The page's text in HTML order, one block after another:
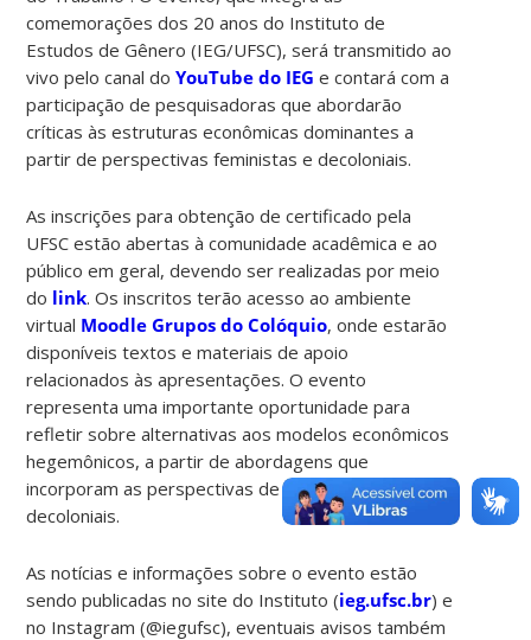
comemorações dos 20 anos do Instituto de
Estudos de Gênero (IEG/UFSC), será transmitido ao
vivo pelo canal doYouTube do IEG e contará com a
participação de pesquisadoras que abordarão
críticas às estruturas econômicas dominantes a
partir de perspectivas feministas e decoloniais.
As inscrições para obtenção de certificado pela
UFSC estão abertas à comunidade acadêmica e ao
público em geral, devendo ser realizadas por meio
do link. Os inscritos terão acesso ao ambiente
virtual Moodle Grupos do Colóquio, onde estarão
disponíveis textos e materiais de apoio
relacionados às apresentações. O evento
representa uma importante oportunidade para
refletir sobre alternativas aos modelos econômicos
hegemônicos, a partir de abordagens que
incorporam as perspectivas de gênero e
decoloniais.
As notícias e informações sobre o evento estão
sendo publicadas no site do Instituto (ieg.ufsc.br) e
no Instagram (@iegufsc), eventuais avisos também